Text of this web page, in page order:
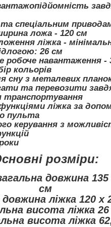
та спеціальним
ложа - 120 см
ліжка -
26 см
робоче навантаження -
кольорів
сну з металевих
та перевозити
транспортування
ліжка за
пульта
керування з
розміри:
довжина 135
см
ліжка 120 x
висота ліжка
висота ліжка